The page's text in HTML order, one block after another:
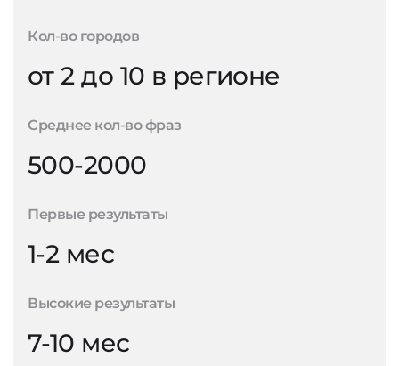
Кол-во городов
от 2 до 10 в регионе
Среднее кол-во фраз
500-2000
Первые результаты
1-2 мес
Высокие результаты
7-10 мес